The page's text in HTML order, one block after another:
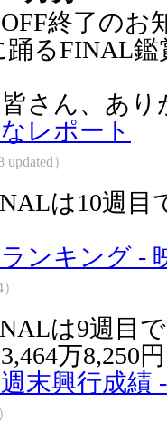
OFF終了のお
踊るFINAL
さん、あ
レポート
updated）
は10週目
ンキング -
は9週目
万8,250
末興行成績